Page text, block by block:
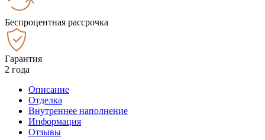
Беспроцентная рассрочка
Гарантия
2 года
Описание
Отделка
Внутреннее наполнение
Информация
Отзывы